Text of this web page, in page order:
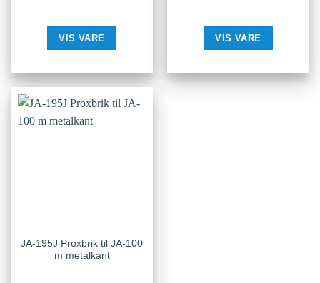
VIS VARE VIS VARE
JA-195J Proxbrik til JA-100
m metalkant